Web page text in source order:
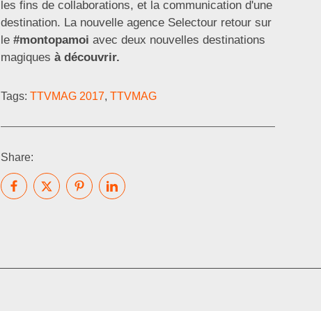
les fins de collaborations, et la communication d'une
destination. La nouvelle agence Selectour retour sur
le#montopamoi avec deux nouvelles destinations
magiques à découvrir.
Tags:TTVMAG 2017,TTVMAG
Share: